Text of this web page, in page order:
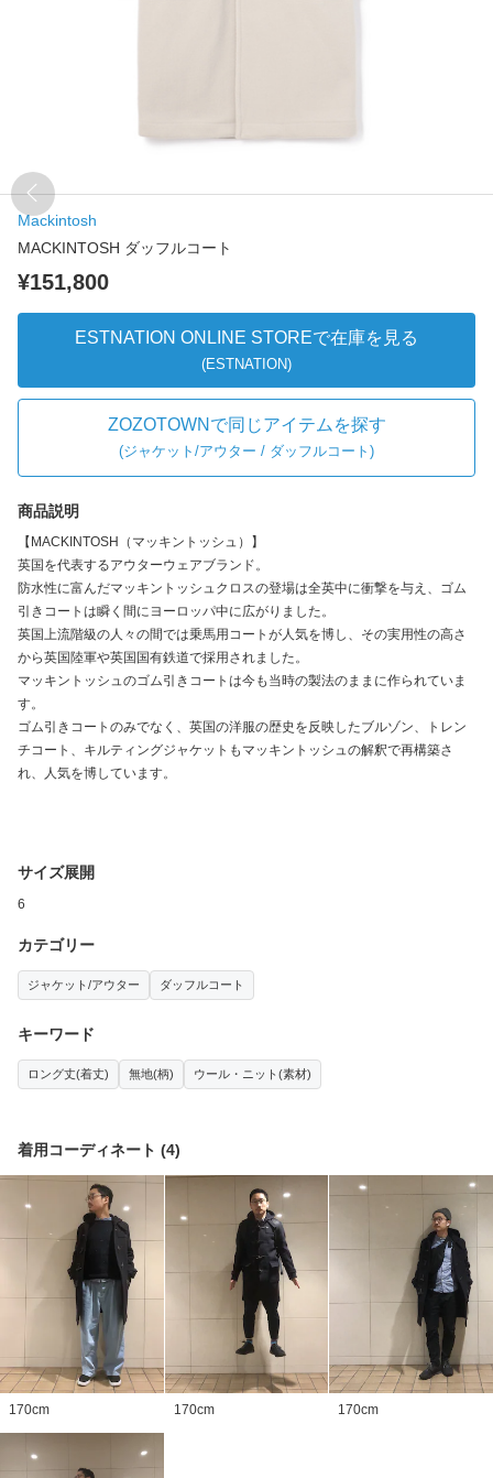
Mackintosh
MACKINTOSH ダッフルコート
¥151,800
ESTNATION ONLINE STOREで在庫を見る
(ESTNATION)
ZOZOTOWNで同じアイテムを探す
(ジャケット/アウター / ダッフルコート )
商品説明
【MACKINTOSH（マッキントッシュ）】
英国を代表するアウターウェアブランド。
防水性に富んだマッキントッシュクロスの登場は全英中に衝撃を与え、ゴム
引きコートは瞬く間にヨーロッパ中に広がりました。
英国上流階級の人々の間では乗馬用コートが人気を博し、その実用性の高さ
から英国陸軍や英国国有鉄道で採用されました。
マッキントッシュのゴム引きコートは今も当時の製法のままに作られていま
す。
ゴム引きコートのみでなく、英国の洋服の歴史を反映したブルゾン、トレン
チコート、キルティングジャケットもマッキントッシュの解釈で再構築さ
れ、人気を博しています。
サイズ展開
6
カテゴリー
ジャケット/アウター ダッフルコート
キーワード
ロング丈(着丈) 無地(柄) ウール・ニット(素材)
着用コーディネート (4)
170cm 170cm 170cm